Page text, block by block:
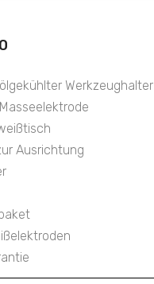
Werkzeughalter
Ausrichtung